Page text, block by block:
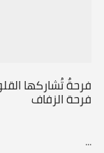
فرحةٌ تُشاركها
فرحة الزفاف
...